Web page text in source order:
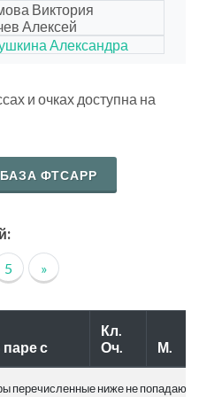
Виктория
Алексей
Александра
и очках доступна на
БАЗА ФТСАРР
5 »
паре с
Кл.
Оч.
М.
перечисленные ниже не попадают в